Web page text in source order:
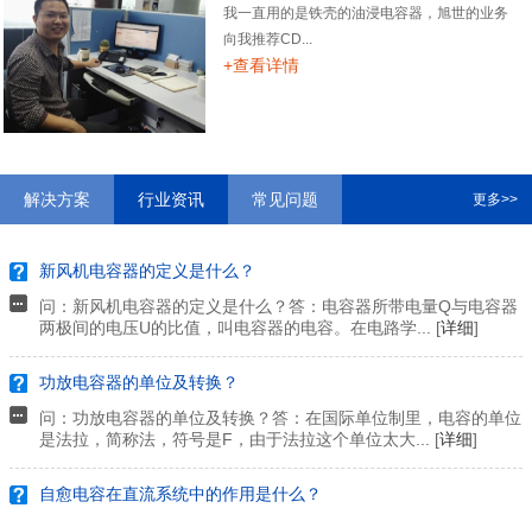
我一直用的是铁壳的油浸电容器，旭世的业务
向我推荐CD...
+查看详情
解决方案 行业资讯 常见问题 更多>>
新风机电容器的定义是什么？
问：新风机电容器的定义是什么？答：电容器所带电量Q与电容器
两极间的电压U的比值，叫电容器的电容。在电路学... [详细]
功放电容器的单位及转换？
问：功放电容器的单位及转换？答：在国际单位制里，电容的单位
是法拉，简称法，符号是F，由于法拉这个单位太大... [详细]
自愈电容在直流系统中的作用是什么？